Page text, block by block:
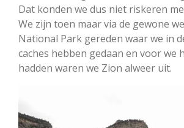
Dat konden we dus niet riskeren
We zijn toen maar via de gewone
National Park gereden waar we in
caches hebben gedaan en voor we
hadden waren we Zion alweer uit.